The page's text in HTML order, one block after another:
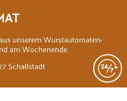
unserem Wurstautomaten-
am Wochenende.
Schallstadt